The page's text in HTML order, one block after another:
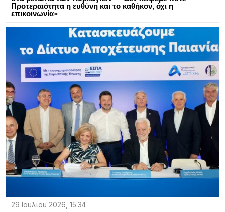
Προτεραιότητα η ευθύνη και το καθήκον, όχι η
επικοινωνία»
29 Ιουλίου 2026, 15:34